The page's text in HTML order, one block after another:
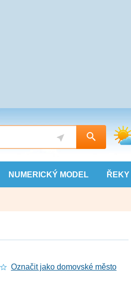
NUMERICKÝ MODEL ŘEKY
Označit jako domovské město